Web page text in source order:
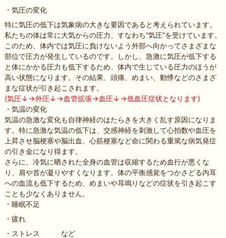
・気圧の変化
特に気圧の低下は気象病の大きな要因であると考えられています。
私たちの体は常に大気からの圧力、すなわち“気圧”を受けています。
このため、体内では気圧に負けないよう外部へ向かってさまざまな
部位で圧力が発生しているのです。しかし、急激に気圧が低下する
と体にかかる圧力も低下するため、体内で生じている圧力のほうが
高い状態になります。その結果、頭痛、めまい、動悸などのさまざ
まな症状が引き起こされます。
(気圧↓→外圧↓→血管拡張→血圧↓→低血圧症状となります)
・気温の変化
気温の急激な変化も自律神経のはたらきを大きく乱す原因になりま
す。特に急激な気温の低下は、交感神経を刺激して心拍数や血圧を
上昇させ脳梗塞や脳出血、心筋梗塞など命に関わる重篤な病気発症
の引き金になり得ます。
さらに、冷気に晒された全身の血管は収縮するため血行が悪くな
り、肩や首が凝りやすくなります。体の平衡感覚をつかさどる内耳
への血流も低下するため、めまいや耳鳴りなどの症状を引き起こす
ことも少なくありません。
・睡眠不足
・疲れ
・ストレス など